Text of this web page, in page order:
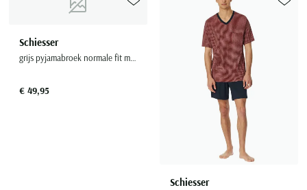
Schiesser
grijs pyjamabroek normale fit met strepen
€ 49,95
Toevoegen aan favorieten
Schiesser